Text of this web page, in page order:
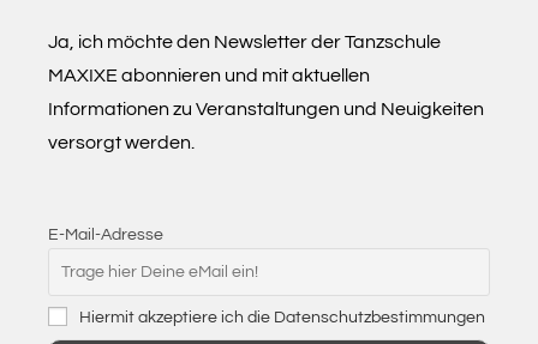
Ja, ich möchte den Newsletter der Tanzschule
MAXIXE abonnieren und mit aktuellen
Informationen zu Veranstaltungen und Neuigkeiten
versorgt werden.
E-Mail-Adresse
Hiermit akzeptiere ich die Datenschutzbestimmungen